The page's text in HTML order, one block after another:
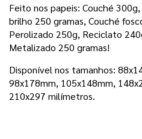
Feito nos papeis: Couché 300g,
brilho 250 gramas, Couché
Perolizado 250g, Reciclato
Metalizado 250 gramas!
Disponível nos tamanhos:
98x178mm, 105x148mm,
210x297 milímetros.